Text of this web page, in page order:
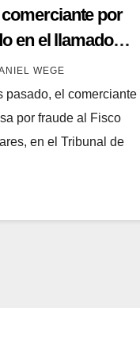
por
en el llamado
WEGE
pasado, el comerciante
por fraude al Fisco
en el Tribunal de